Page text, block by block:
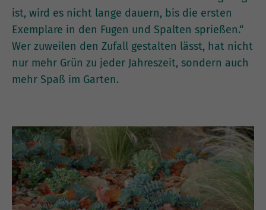
ist, wird es nicht lange dauern, bis die ersten
Exemplare in den Fugen und Spalten sprießen.“
Wer zuweilen den Zufall gestalten lässt, hat nicht
nur mehr Grün zu jeder Jahreszeit, sondern auch
mehr Spaß im Garten.